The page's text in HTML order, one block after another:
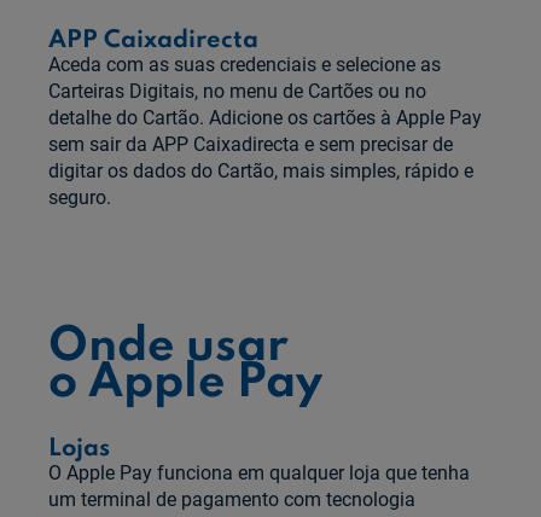
APP Caixadirecta
Aceda com as suas credenciais e selecione as
Carteiras Digitais, no menu de Cartões ou no
detalhe do Cartão. Adicione os cartões à Apple Pay
sem sair da APP Caixadirecta e sem precisar de
digitar os dados do Cartão, mais simples, rápido e
seguro.
Onde usar
o Apple Pay
Lojas
O Apple Pay funciona em qualquer loja que tenha
um terminal de pagamento com tecnologia